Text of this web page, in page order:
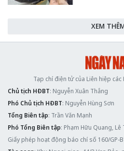
XEM
Tạp chí điện tử của Liên hiệp các
Chủ tịch HĐBT: Nguyễn Xuân Thắng
Phó Chủ tịch HĐBT: Nguyễn Hùng Sơn
Tổng Biên tập: Trần Văn Mạnh
Phó Tổng Biên tập: Phạm Hữu Quang,
Giấy phép hoạt động báo chí số 160/GP-